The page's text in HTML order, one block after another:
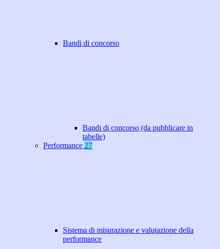
Bandi di concorso
Bandi di concorso (da pubblicare in
tabelle)
Performance 27
Sistema di misurazione e valutazione della
performance